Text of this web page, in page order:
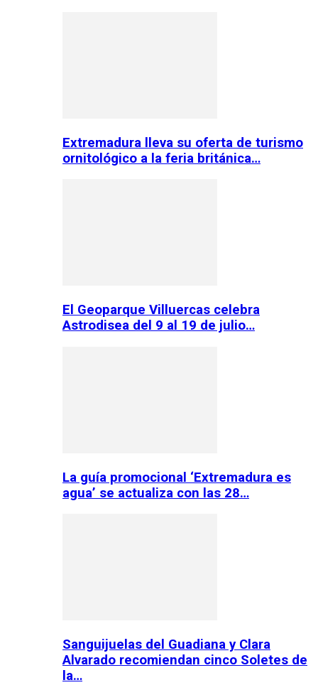
Extremadura lleva su oferta de turismo
ornitológico a la feria británica…
El Geoparque Villuercas celebra
Astrodisea del 9 al 19 de julio…
La guía promocional ‘Extremadura es
agua’ se actualiza con las 28…
Sanguijuelas del Guadiana y Clara
Alvarado recomiendan cinco Soletes de
la…